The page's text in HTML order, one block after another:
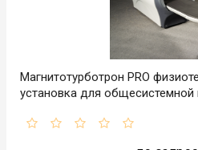
Магнитотурботрон PRO
установка для